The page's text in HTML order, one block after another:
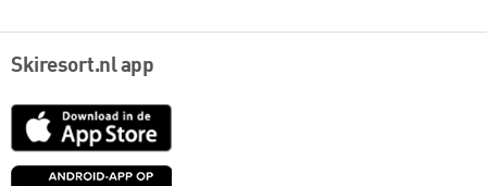
Skiresort.nl app
App
Google